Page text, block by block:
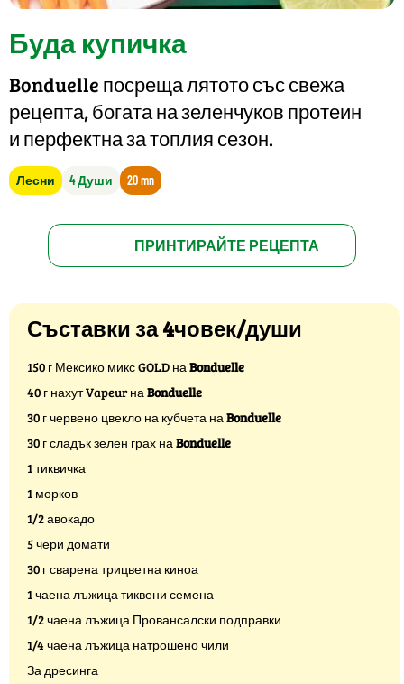
Буда купичка
Bonduelle посреща лятото със свежа
рецепта, богата на зеленчуков протеин
и перфектна за топлия сезон.
Лесни 4 Души 20 mn
ПРИНТИРАЙТЕ РЕЦЕПТА
Съставки за 4човек/души
150 г Мексико микс GOLD наBonduelle
40 г нахут Vapeur наBonduelle
30 г червено цвекло на кубчета наBonduelle
30 г сладък зелен грах наBonduelle
1 тиквичка
1 морков
1/2 авокадо
5 чери домати
30 г сварена трицветна киноа
1 чаена лъжица тиквени семена
1/2 чаена лъжица Провансалски подправки
1/4 чаена лъжица натрошено чили
За дресинга